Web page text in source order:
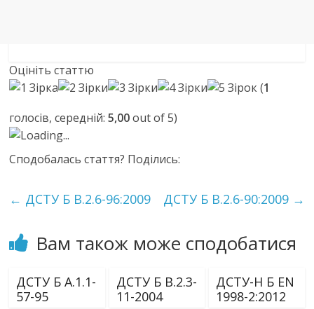
Оцініть статтю
(1
голосів, середній:5,00out of 5)
Loading...
Сподобалась стаття? Поділись:
← ДСТУ Б В.2.6-96:2009 ДСТУ Б В.2.6-90:2009 →
Вам також може сподобатися
ДСТУ Б А.1.1-
57-95
ДСТУ Б В.2.3-
11-2004
ДСТУ-Н Б EN
1998-2:2012